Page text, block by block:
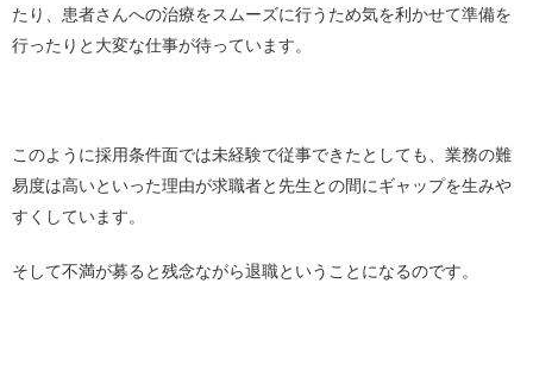
たり、患者さんへの治療をスムーズに行うため気を利かせて準備を
行ったりと大変な仕事が待っています。
このように採用条件面では未経験で従事できたとしても、業務の難
易度は高いといった理由が求職者と先生との間にギャップを生みや
すくしています。
そして不満が募ると残念ながら退職ということになるのです。